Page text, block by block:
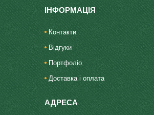
ІНФОРМАЦІЯ
Контакти
Відгуки
Портфоліо
Доставка і оплата